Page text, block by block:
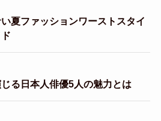
夏ファッションワーストスタイ
る日本人俳優5人の魅力とは